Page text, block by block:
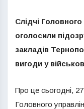
Слідчі Головного
оголосили
закладів
вигоди у
Про це сьогодні,
Головного